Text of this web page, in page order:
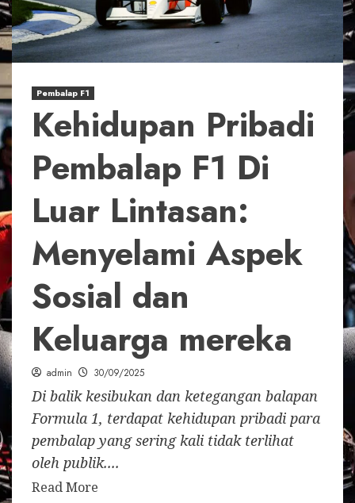
Pembalap F1
Kehidupan Pribadi
Pembalap F1 Di
Luar Lintasan:
Menyelami Aspek
Sosial dan
Keluarga mereka
admin 30/09/2025
Di balik kesibukan dan ketegangan balapan
Formula 1, terdapat kehidupan pribadi para
pembalap yang sering kali tidak terlihat
oleh publik....
Read More